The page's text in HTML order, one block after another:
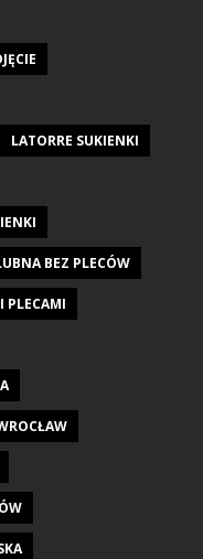
LATORRE SUKIENKI
BEZ PLECÓW
PLECAMI